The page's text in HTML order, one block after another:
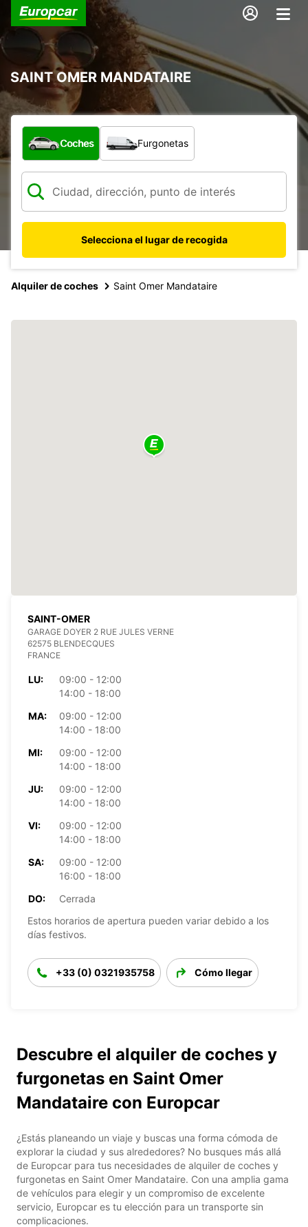
SAINT OMER MANDATAIRE
¿Qué tipo de vehículo?
Coches Furgonetas
Selecciona el lugar de recogida
Alquiler de coches Saint Omer Mandataire
SAINT-OMER
GARAGE DOYER 2 RUE JULES VERNE
62575 BLENDECQUES
FRANCE
LU:
09:00 - 12:00
14:00 - 18:00
MA:
09:00 - 12:00
14:00 - 18:00
MI:
09:00 - 12:00
14:00 - 18:00
JU:
09:00 - 12:00
14:00 - 18:00
VI:
09:00 - 12:00
14:00 - 18:00
SA:
09:00 - 12:00
16:00 - 18:00
DO:
Cerrada
Estos horarios de apertura pueden variar debido a los
días festivos.
+33 (0) 0321935758 Cómo llegar
Descubre el alquiler de coches y
furgonetas en Saint Omer
Mandataire con Europcar
¿Estás planeando un viaje y buscas una forma cómoda de
explorar la ciudad y sus alrededores? No busques más allá
de Europcar para tus necesidades de alquiler de coches y
furgonetas en Saint Omer Mandataire. Con una amplia gama
de vehículos para elegir y un compromiso de excelente
servicio, Europcar es tu elección para un transporte sin
complicaciones.